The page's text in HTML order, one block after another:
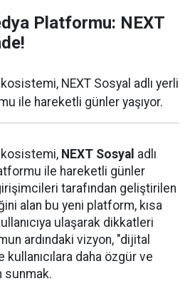
Platformu: NEXT
NEXT Sosyal adlı yerli
ile hareketli günler yaşıyor.
NEXT Sosyal adlı
ile hareketli günler
tarafından geliştirilen
alan bu yeni platform, kısa
ulaşarak dikkatleri
ardındaki vizyon, "dijital
kullanıcılara daha özgür ve